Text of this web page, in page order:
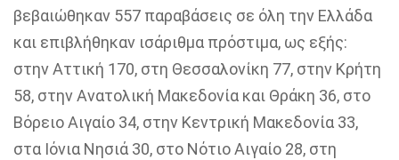
βεβαιώθηκαν 557 παραβάσεις σε όλη την Ελλάδα
και επιβλήθηκαν ισάριθμα πρόστιμα, ως εξής:
στην Αττική 170, στη Θεσσαλονίκη 77, στην Κρήτη
58, στην Ανατολική Μακεδονία και Θράκη 36, στο
Βόρειο Αιγαίο 34, στην Κεντρική Μακεδονία 33,
στα Ιόνια Νησιά 30, στο Νότιο Αιγαίο 28, στη